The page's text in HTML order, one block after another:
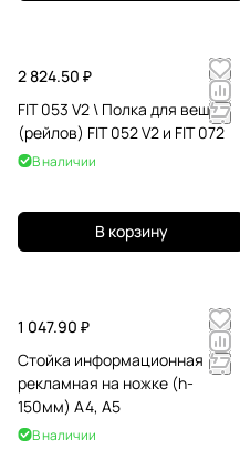
2 824.50 ₽
FIT 053 V2 \ Полка для вешал
(рейлов) FIT 052 V2 и FIT 072
В наличии
В корзину
1 047.90 ₽
Стойка информационная
рекламная на ножке (h-
150мм) А4, A5
В наличии